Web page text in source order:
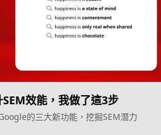
SEM效能，我做了這3步
的三大新功能，挖掘SEM潛力